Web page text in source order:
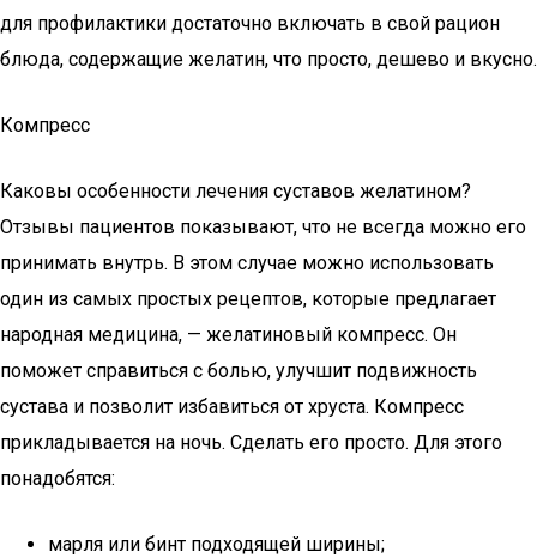
для профилактики достаточно включать в свой рацион
блюда, содержащие желатин, что просто, дешево и вкусно.
Компресс
Каковы особенности лечения суставов желатином?
Отзывы пациентов показывают, что не всегда можно его
принимать внутрь. В этом случае можно использовать
один из самых простых рецептов, которые предлагает
народная медицина, — желатиновый компресс. Он
поможет справиться с болью, улучшит подвижность
сустава и позволит избавиться от хруста. Компресс
прикладывается на ночь. Сделать его просто. Для этого
понадобятся:
марля или бинт подходящей ширины;